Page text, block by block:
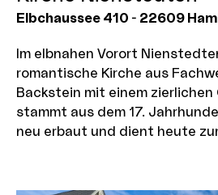
Elbchaussee 410 - 22609
Im elbnahen Vorort
romantische Kirche aus
Backstein mit einem zierlichen
stammt aus dem 17.
neu erbaut und dient heute
Holzpfeilern, und über dem